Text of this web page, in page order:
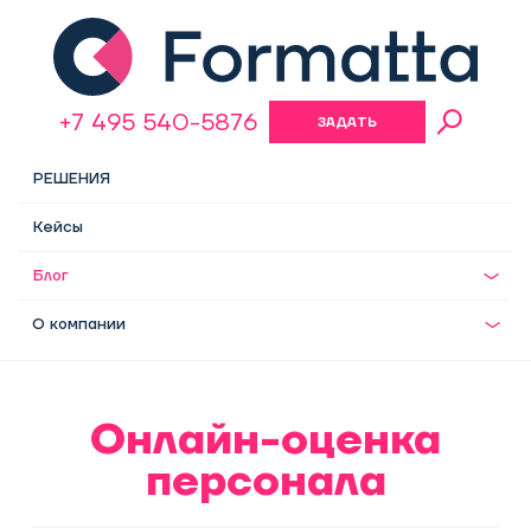
РЕШЕНИЯ
Кейсы
Блог
О компании
+7 495 540-5876 ЗАДАТЬ
Онлайн-оценка
персонала